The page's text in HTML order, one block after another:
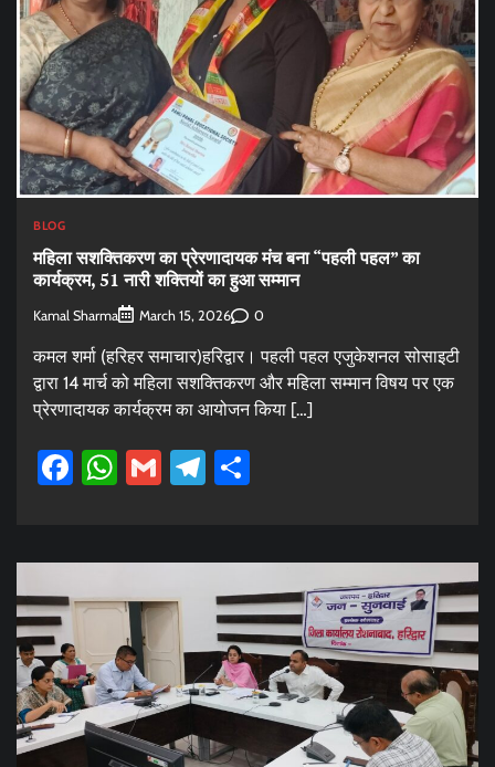
BLOG
महिला सशक्तिकरण का प्रेरणादायक मंच बना “पहली पहल” का
कार्यक्रम, 51 नारी शक्तियों का हुआ सम्मान
Kamal Sharma March 15, 2026 0
कमल शर्मा (हरिहर समाचार)हरिद्वार। पहली पहल एजुकेशनल सोसाइटी
द्वारा 14 मार्च को महिला सशक्तिकरण और महिला सम्मान विषय पर एक
प्रेरणादायक कार्यक्रम का आयोजन किया […]
Facebook
WhatsApp
GmailTelegram